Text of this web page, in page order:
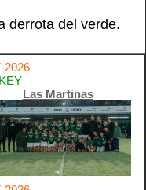
derrota del verde.
2026
Las Martinas